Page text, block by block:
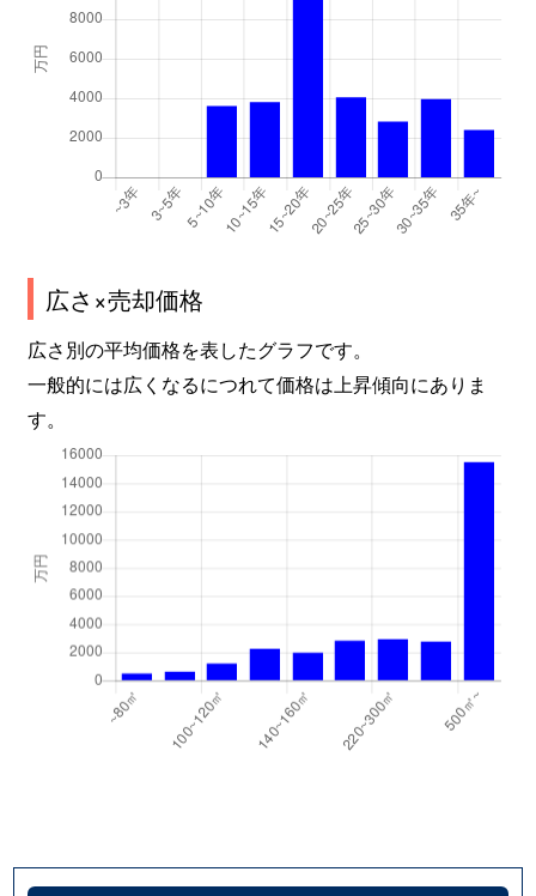
広さ×売却価格
広さ別の平均価格を表したグラフです。
一般的には広くなるにつれて価格は上昇傾向にありま
す。